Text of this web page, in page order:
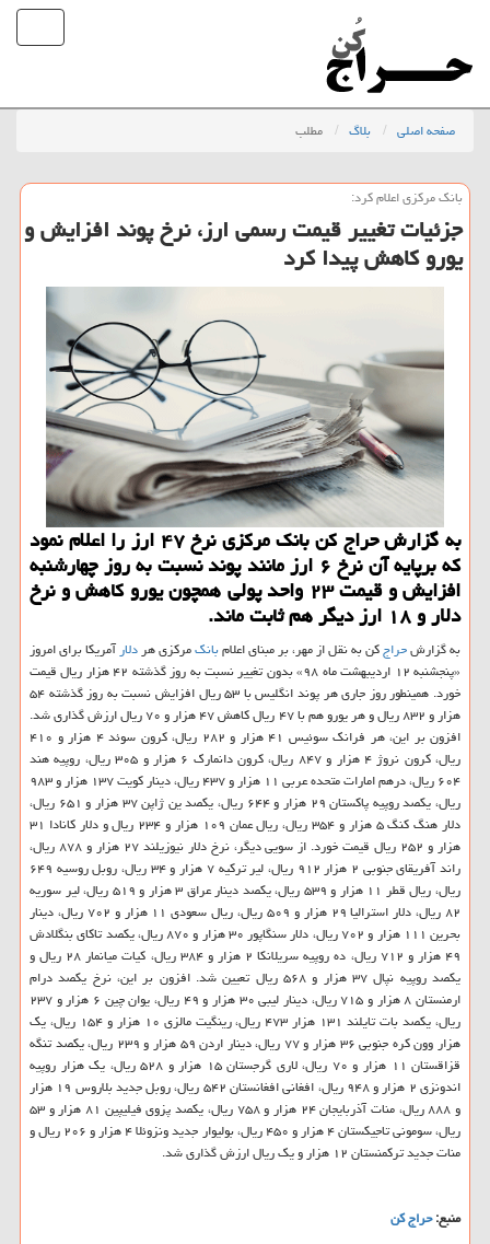
صفحه اصلی بلاگ مطلب
بانك مركزی اعلام كرد:
جزئیات تغییر قیمت رسمی ارز، نرخ پوند افزایش و
یورو كاهش پیدا كرد
به گزارش حراج كن بانك مركزی نرخ ۴۷ ارز را اعلام نمود
كه برپایه آن نرخ ۶ ارز مانند پوند نسبت به روز چهارشنبه
افزایش و قیمت ۲۳ واحد پولی همچون یورو كاهش و نرخ
دلار و ۱۸ ارز دیگر هم ثابت ماند.
به گزارشحراجكن به نقل از مهر، بر مبنای اعلامبانكمركزی هردلارآمریكا برای امروز
«پنجشنبه ۱۲ اردیبهشت ماه ۹۸» بدون تغییر نسبت به روز گذشته ۴۲ هزار ریال قیمت
خورد. همینطور روز جاری هر پوند انگلیس با ۵۳ ریال افزایش نسبت به روز گذشته ۵۴
هزار و ۸۳۲ ریال و هر یورو هم با ۴۷ ریال كاهش ۴۷ هزار و ۷۰ ریال ارزش گذاری شد.
افزون بر این، هر فرانك سوئیس ۴۱ هزار و ۲۸۲ ریال، كرون سوئد ۴ هزار و ۴۱۰
ریال، كرون نروژ ۴ هزار و ۸۴۷ ریال، كرون دانمارك ۶ هزار و ۳۰۵ ریال، روپیه هند
۶۰۴ ریال، درهم امارات متحده عربی ۱۱ هزار و ۴۳۷ ریال، دینار كویت ۱۳۷ هزار و ۹۸۳
ریال، یكصد روپیه پاكستان ۲۹ هزار و ۶۴۴ ریال، یكصد ین ژاپن ۳۷ هزار و ۶۵۱ ریال،
دلار هنگ كنگ ۵ هزار و ۳۵۴ ریال، ریال عمان ۱۰۹ هزار و ۲۳۴ ریال و دلار كانادا ۳۱
هزار و ۲۵۲ ریال قیمت خورد. از سویی دیگر، نرخ دلار نیوزیلند ۲۷ هزار و ۸۷۸ ریال،
راند آفریقای جنوبی ۲ هزار ۹۱۲ ریال، لیر تركیه ۷ هزار و ۳۴ ریال، روبل روسیه ۶۴۹
ریال، ریال قطر ۱۱ هزار و ۵۳۹ ریال، یكصد دینار عراق ۳ هزار و ۵۱۹ ریال، لیر سوریه
۸۲ ریال، دلار استرالیا ۲۹ هزار و ۵۰۹ ریال، ریال سعودی ۱۱ هزار و ۷۰۲ ریال، دینار
بحرین ۱۱۱ هزار و ۷۰۲ ریال، دلار سنگاپور ۳۰ هزار و ۸۷۰ ریال، یكصد تاكای بنگلادش
۴۹ هزار و ۷۱۲ ریال، ده روپیه سریلانكا ۲ هزار و ۳۸۴ ریال، كیات میانمار ۲۸ ریال و
یكصد روپیه نپال ۳۷ هزار و ۵۶۸ ریال تعیین شد. افزون بر این، نرخ یكصد درام
ارمنستان ۸ هزار و ۷۱۵ ریال، دینار لیبی ۳۰ هزار و ۴۹ ریال، یوان چین ۶ هزار و ۲۳۷
ریال، یكصد بات تایلند ۱۳۱ هزار ۴۷۳ ریال، رینگیت مالزی ۱۰ هزار و ۱۵۴ ریال، یك
هزار وون كره جنوبی ۳۶ هزار و ۷۷ ریال، دینار اردن ۵۹ هزار و ۲۳۹ ریال، یكصد تنگه
قزاقستان ۱۱ هزار و ۷۰ ریال، لاری گرجستان ۱۵ هزار و ۵۲۸ ریال، یك هزار روپیه
اندونزی ۲ هزار و ۹۴۸ ریال، افغانی افغانستان ۵۴۲ ریال، روبل جدید بلاروس ۱۹ هزار
و ۸۸۸ ریال، منات آذربایجان ۲۴ هزار و ۷۵۸ ریال، یكصد پزوی فیلیپین ۸۱ هزار و ۵۳
ریال، سومونی تاجیكستان ۴ هزار و ۴۵۰ ریال، بولیوار جدید ونزوئلا ۴ هزار و ۲۰۶ ریال و
منات جدید تركمنستان ۱۲ هزار و یك ریال ارزش گذاری شد.
منبع:حراج كن